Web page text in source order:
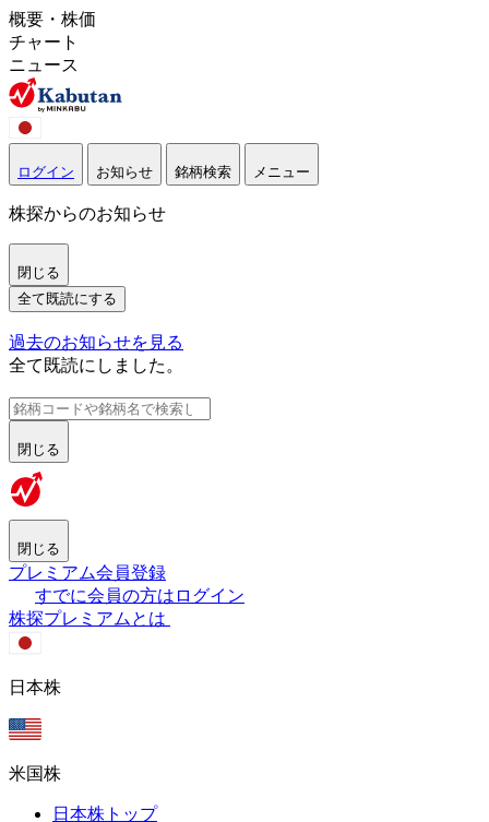
概要・株価
チャート
ニュース
ログイン お知らせ 銘柄検索 メニュー
株探からのお知らせ
閉じる
全て既読にする
過去のお知らせを見る
全て既読にしました。
閉じる
閉じる
プレミアム会員登録
すでに会員の方はログイン
株探プレミアムとは
日本株
米国株
日本株トップ